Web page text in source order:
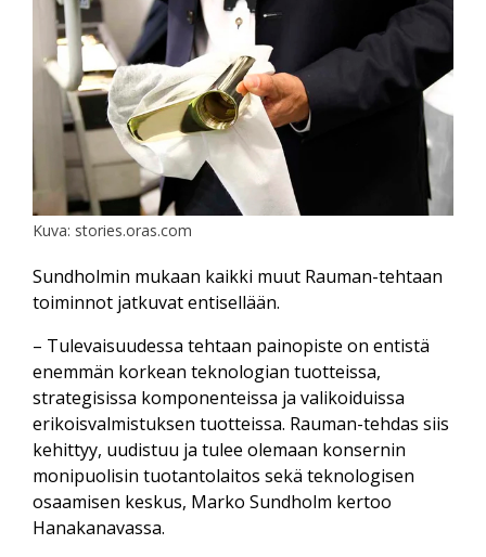
Kuva: stories.oras.com
Sundholmin mukaan kaikki muut Rauman-tehtaan
toiminnot jatkuvat entisellään.
– Tulevaisuudessa tehtaan painopiste on entistä
enemmän korkean teknologian tuotteissa,
strategisissa komponenteissa ja valikoiduissa
erikoisvalmistuksen tuotteissa. Rauman-tehdas siis
kehittyy, uudistuu ja tulee olemaan konsernin
monipuolisin tuotantolaitos sekä teknologisen
osaamisen keskus, Marko Sundholm kertoo
Hanakanavassa.